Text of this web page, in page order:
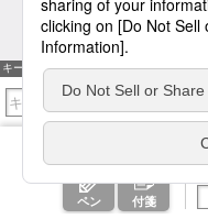
キーワード検索
ペン 付箋